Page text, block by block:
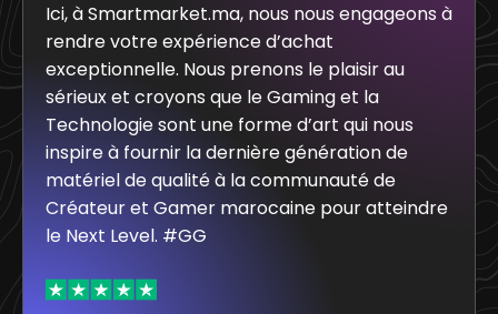
Ici, à Smartmarket.ma, nous nous engageons à
rendre votre expérience d’achat
exceptionnelle. Nous prenons le plaisir au
sérieux et croyons que le Gaming et la
Technologie sont une forme d’art qui nous
inspire à fournir la dernière génération de
matériel de qualité à la communauté de
Créateur et Gamer marocaine pour atteindre
le Next Level. #GG